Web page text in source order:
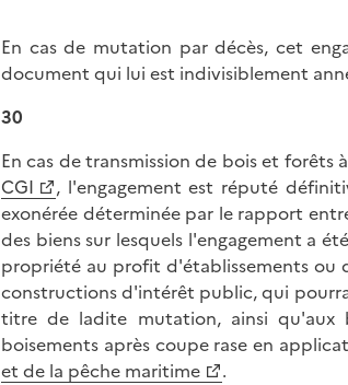
En cas de mutation par décès, cet
document qui lui est indivisiblement
30
En cas de transmission de bois et forêts
CGI
, l'engagement est réputé
exonérée déterminée par le rapport
des biens sur lesquels l'engagement a
propriété au profit d'établissements ou
constructions d'intérêt public, qui
titre de ladite mutation, ainsi
boisements après coupe rase en
et de la pêche maritime
.